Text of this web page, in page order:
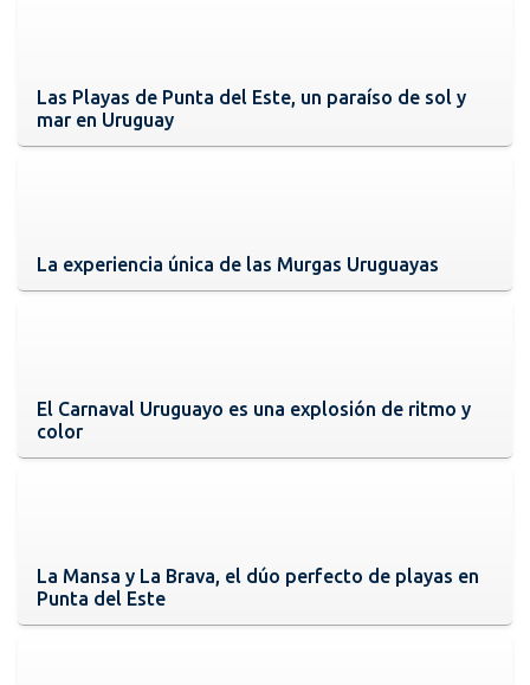
Las Playas de Punta del Este, un paraíso de sol y
mar en Uruguay
La experiencia única de las Murgas Uruguayas
El Carnaval Uruguayo es una explosión de ritmo y
color
La Mansa y La Brava, el dúo perfecto de playas en
Punta del Este